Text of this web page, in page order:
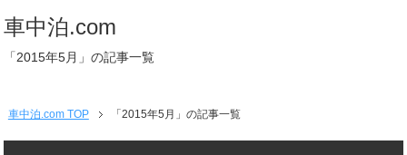
車中泊.com
「2015年5月」の記事一覧
車中泊.com TOP 「2015年5月」の記事一覧